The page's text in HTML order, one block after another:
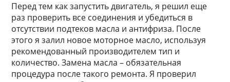
Перед тем как запустить двигатель, я решил еще
раз проверить все соединения и убедиться в
отсутствии подтеков масла и антифриза. После
этого я залил новое моторное масло, используя
рекомендованный производителем тип и
количество. Замена масла – обязательная
процедура после такого ремонта. Я проверил